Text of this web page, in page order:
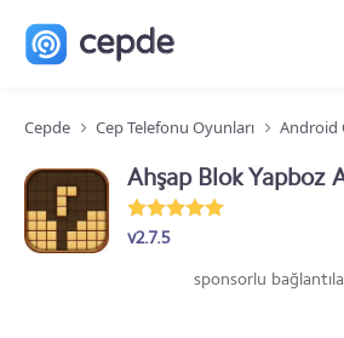
Cepde Cep Telefonu Oyunları Android
Ahşap Blok Yapboz
v2.7.5
sponsorlu